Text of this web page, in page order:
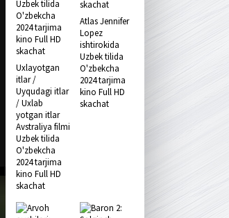
Uxlayotgan
itlar /
Uyqudagi itlar
/ Uxlab
yotgan itlar
Avstraliya filmi
Uzbek tilida
O'zbekcha
2024 tarjima
kino Full HD
skachat
Atlas Jennifer
Lopez
ishtirokida
Uzbek tilida
O'zbekcha
2024 tarjima
kino Full HD
skachat